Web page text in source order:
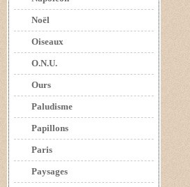
Noël
Oiseaux
O.N.U.
Ours
Paludisme
Papillons
Paris
Paysages